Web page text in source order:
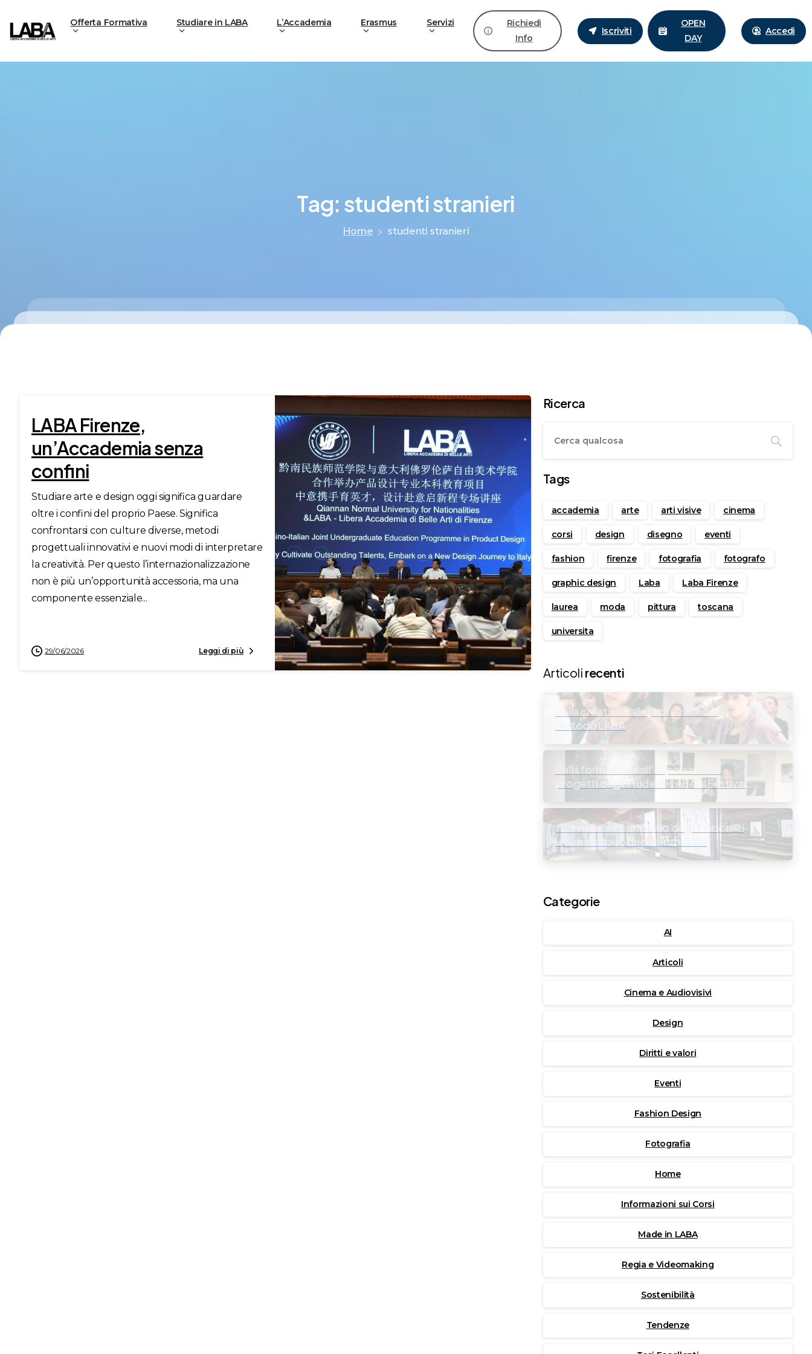
Offerta Formativa Studiare in LABA L’Accademia Erasmus Servizi
Richiedi
Info
Iscriviti
OPEN
DAY
Accedi
Tag: studentistranieri
Home studenti stranieri
LABA Firenze,
un’Accademia senza
confini
Studiare arte e design oggi significa guardare
oltre i confini del proprio Paese. Significa
confrontarsi con culture diverse, metodi
progettuali innovativi e nuovi modi di interpretare
la creatività. Per questo l’internazionalizzazione
non è più un’opportunità accessoria, ma una
componente essenziale...
29/06/2026 Leggi di più
Ricerca
Tags
accademia arte arti visive cinema
corsi design disegno eventi
fashion firenze fotografia fotografo
graphic design Laba Laba Firenze
laurea moda pittura toscana
universita
Articoli recenti
Dalla creatività alla professione: il
metodo LABA
Dalla formazione all’esposizione: i
progetti degli studenti LABA al Festival
“Fare Visioni”: al Museo degli Innocenti
un laboratorio di idee in mostra
Categorie
AI
Articoli
Cinema e Audiovisivi
Design
Diritti e valori
Eventi
Fashion Design
Fotografia
Home
Informazioni sui Corsi
Made in LABA
Regia e Videomaking
Sostenibilità
Tendenze